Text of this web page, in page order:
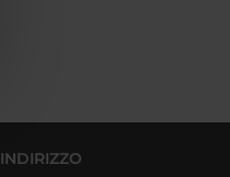
INDIRIZZO